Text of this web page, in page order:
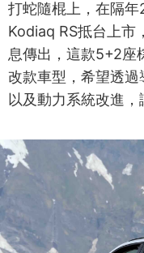
打蛇隨棍上，在隔
Kodiaq RS抵台上市
息傳出，這款5+2座
改款車型，希望透
以及動力系統改進，